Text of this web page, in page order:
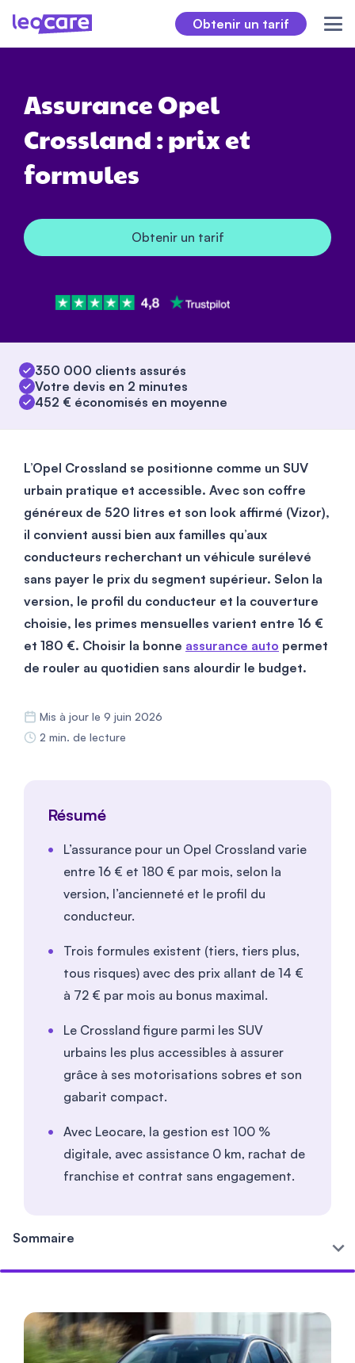
Obtenir un tarif
Assurance Opel
Crossland : prix et
formules
Obtenir un tarif
350 000 clients assurés
Votre devis en 2 minutes
452 € économisés en moyenne
L’Opel Crossland se positionne comme un SUV
urbain pratique et accessible. Avec son coffre
généreux de 520 litres et son look affirmé (Vizor),
il convient aussi bien aux familles qu’aux
conducteurs recherchant un véhicule surélevé
sans payer le prix du segment supérieur. Selon la
version, le profil du conducteur et la couverture
choisie, les primes mensuelles varient entre 16 €
et 180 €. Choisir la bonne assurance auto permet
de rouler au quotidien sans alourdir le budget.
Mis à jour le 9 juin 2026
2 min. de lecture
Résumé
L’assurance pour un Opel Crossland varie
entre 16 € et 180 € par mois, selon la
version, l’ancienneté et le profil du
conducteur.
Trois formules existent (tiers, tiers plus,
tous risques) avec des prix allant de 14 €
à 72 € par mois au bonus maximal.
Le Crossland figure parmi les SUV
urbains les plus accessibles à assurer
grâce à ses motorisations sobres et son
gabarit compact.
Avec Leocare, la gestion est 100 %
digitale, avec assistance 0 km, rachat de
franchise et contrat sans engagement.
Sommaire